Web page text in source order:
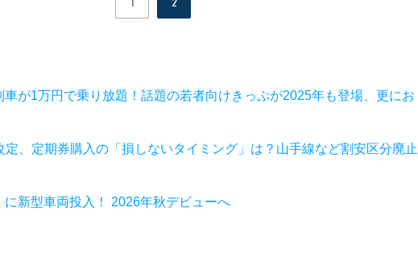
が1万円で乗り放題！話題の若者向けきっぷが2025年も登場、更にお
、定期券購入の「損しないタイミング」は？山手線など割安区分廃
新型車両投入！ 2026年秋デビューへ